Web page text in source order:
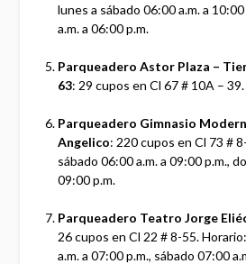
lunes a sábado 06:00 a.m. a
a.m. a 06:00 p.m.
Parqueadero Astor Plaza –
63: 29 cupos en Cl 67 # 10A –
Parqueadero Gimnasio
Angelico: 220 cupos en Cl 73 #
sábado 06:00 a.m. a 09:00 p.m.,
09:00 p.m.
Parqueadero Teatro Jorge
26 cupos en Cl 22 # 8-55.
a.m. a 07:00 p.m., sábado 07:00